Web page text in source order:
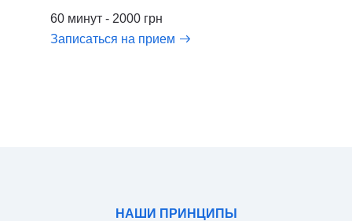
60 минут - 2000 грн
Записаться на прием
НАШИ ПРИНЦИПЫ